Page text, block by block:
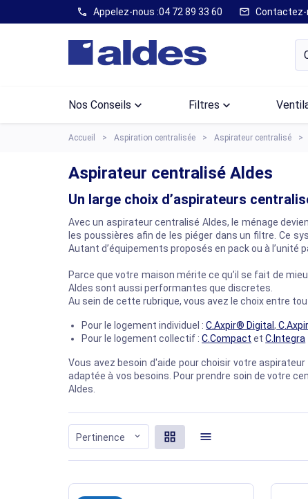
call Appelez-nous :04 72 89 33 60 mail Contactez-
Nos Conseils keyboard_arrow_down Filtres keyboard_arrow_down
Accueil Aspiration centralisée Aspirateur centralisé
Aspirateur centralisé Aldes
Un large choix d’aspirateurs
Avec un aspirateur centralisé Aldes, le ménage
les poussières afin de les piéger dans un filtre. Ce
Autant d’équipements proposés en pack ou à l’unité
Parce que votre maison mérite ce qu’il se fait de
Aldes sont aussi performantes que discretes.
Au sein de cette rubrique, vous avez le choix entre
Pour le logement individuel :C.Axpir® Digital,
Pour le logement collectif :C.Compact etC.Integra​
Vous avez besoin d'aide pour choisir votre aspirateur
adaptée à vos besoins.​ Pour prendre soin de votre
Aldes.​
Pertinence expand_more grid_view menu